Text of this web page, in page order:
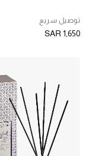
توصيل سريع
SAR 1,650